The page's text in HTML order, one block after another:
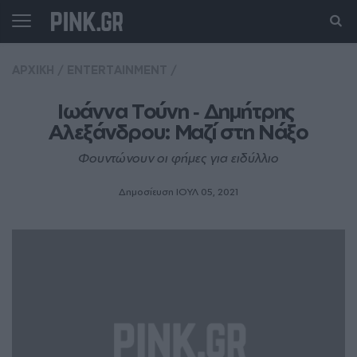
Ιωάννα Τούνη ‑ Δημήτρης
Αλεξάνδρου: Μαζί στη Νάξο
Φουντώνουν οι φήμες για ειδύλλιο
Δημοσίευση ΙΟΥΛ 05, 2021